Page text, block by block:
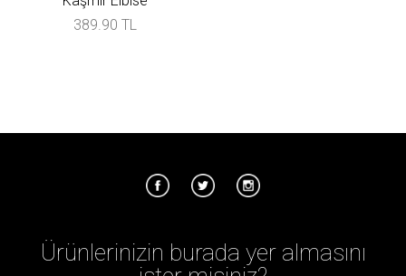
389.90 TL
Ürünlerinizin burada yer almasını